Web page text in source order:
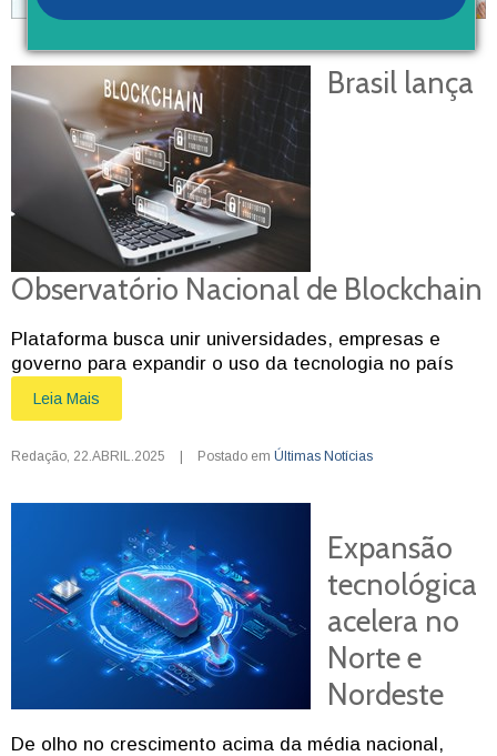
Brasil lança
Observatório Nacional de Blockchain
Plataforma busca unir universidades, empresas e
governo para expandir o uso da tecnologia no país
Leia Mais
Redação 22.ABRIL.2025 | Postado em Últimas Notícias
Expansão
tecnológica
acelera no
Norte e
Nordeste
De olho no crescimento acima da média nacional,